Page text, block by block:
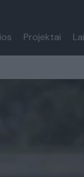
Projektai